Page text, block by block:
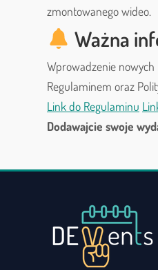
zmontowanego wideo.
Ważna
Wprowadzenie
Regulaminem oraz
Link do Regulaminu
Dodawajcie swoje